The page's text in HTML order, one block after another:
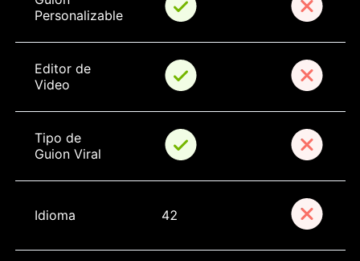
Personalizable
Editor de
Video
Tipo de
Guion Viral
Idioma 42